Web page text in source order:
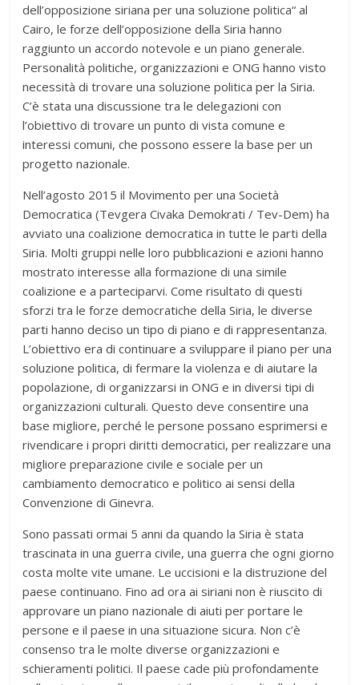
dell’opposizione siriana per una soluzione politica“ al
Cairo, le forze dell’opposizione della Siria hanno
raggiunto un accordo notevole e un piano generale.
Personalità politiche, organizzazioni e ONG hanno visto
necessità di trovare una soluzione politica per la Siria.
C’è stata una discussione tra le delegazioni con
l’obiettivo di trovare un punto di vista comune e
interessi comuni, che possono essere la base per un
progetto nazionale.
Nell’agosto 2015 il Movimento per una Società
Democratica (Tevgera Civaka Demokrati / Tev-Dem) ha
avviato una coalizione democratica in tutte le parti della
Siria. Molti gruppi nelle loro pubblicazioni e azioni hanno
mostrato interesse alla formazione di una simile
coalizione e a parteciparvi. Come risultato di questi
sforzi tra le forze democratiche della Siria, le diverse
parti hanno deciso un tipo di piano e di rappresentanza.
L’obiettivo era di continuare a sviluppare il piano per una
soluzione politica, di fermare la violenza e di aiutare la
popolazione, di organizzarsi in ONG e in diversi tipi di
organizzazioni culturali. Questo deve consentire una
base migliore, perché le persone possano esprimersi e
rivendicare i propri diritti democratici, per realizzare una
migliore preparazione civile e sociale per un
cambiamento democratico e politico ai sensi della
Convenzione di Ginevra.
Sono passati ormai 5 anni da quando la Siria è stata
trascinata in una guerra civile, una guerra che ogni giorno
costa molte vite umane. Le uccisioni e la distruzione del
paese continuano. Fino ad ora ai siriani non è riuscito di
approvare un piano nazionale di aiuti per portare le
persone e il paese in una situazione sicura. Non c’è
consenso tra le molte diverse organizzazioni e
schieramenti politici. Il paese cade più profondamente